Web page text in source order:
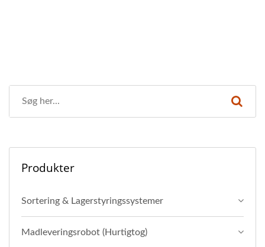
Produkter
Sortering & Lagerstyringssystemer
Madleveringsrobot (Hurtigtog)